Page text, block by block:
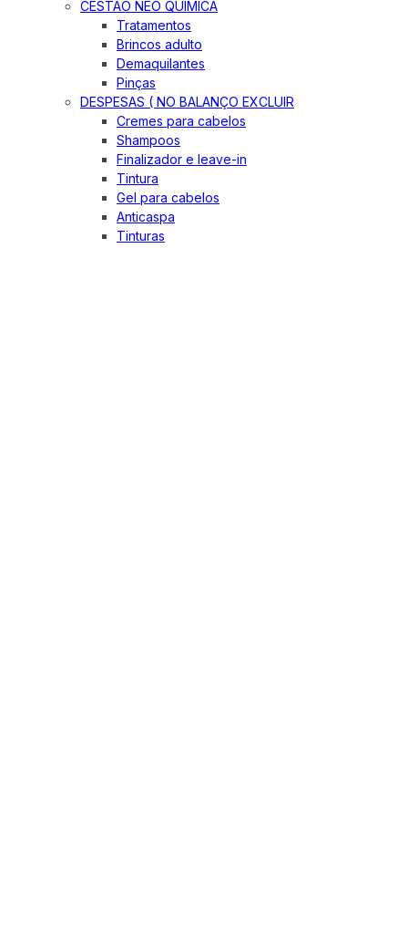
CESTÃO NEO QUIMICA
Tratamentos
Brincos adulto
Demaquilantes
Pinças
DESPESAS ( NO BALANÇO EXCLUIR
Cremes para cabelos
Shampoos
Finalizador e leave-in
Tintura
Gel para cabelos
Anticaspa
Tinturas